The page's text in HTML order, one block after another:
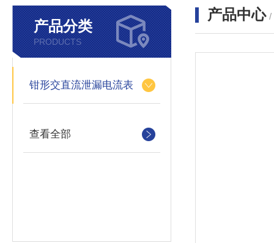
产品分类
PRODUCTS
钳形交直流泄漏电流表
查看全部
产品中心 /